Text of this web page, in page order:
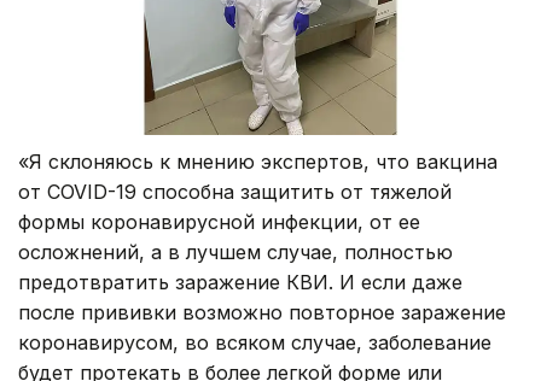
«Я склоняюсь к мнению экспертов, что вакцина
от COVID-19 способна защитить от тяжелой
формы коронавирусной инфекции, от ее
осложнений, а в лучшем случае, полностью
предотвратить заражение КВИ. И если даже
после прививки возможно повторное заражение
коронавирусом, во всяком случае, заболевание
будет протекать в более легкой форме или